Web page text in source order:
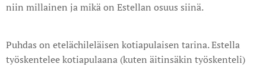
niin millainen ja mikä on Estellan osuus siinä.
Puhdas on etelächileläisen kotiapulaisen tarina. Estella
työskentelee kotiapulaana (kuten äitinsäkin työskenteli)